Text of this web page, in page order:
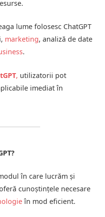
lume folosesc ChatGPT
marketing, analiză de date
.
, utilizatorii pot
imediat în
în care lucrăm și
cunoștințele necesare
în mod eficient.